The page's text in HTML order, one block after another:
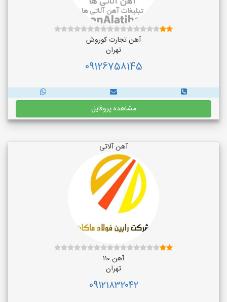
آهن تجارت کوروش
تهران
09126758145
مشاهده پروفایل
آهن آلاتی
آهن ۱۱۰
تهران
091۲۱۸۳۲۰۴۲